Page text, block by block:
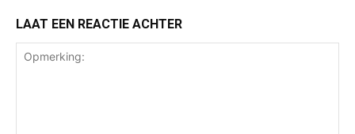
LAAT EEN REACTIE ACHTER